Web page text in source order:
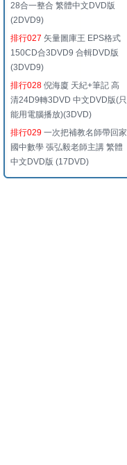
28合一整合 繁體中文DVD版
(2DVD9)
排行027 矢量圖庫王 EPS格式
150CD合3DVD9 合輯DVD版
(3DVD9)
排行028 倪海廈 天紀+筆記 高
清24D9轉3DVD 中文DVD版(只
能用電腦播放)(3DVD)
排行029 一次把補教名師帶回家
國中數學 張弘毅老師主講 繁體
中文DVD版 (17DVD)